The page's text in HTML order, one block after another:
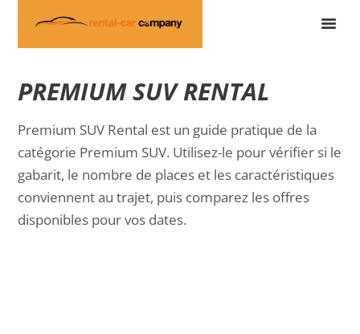
PREMIUM SUV RENTAL
Premium SUV Rental est un guide pratique de la
catégorie Premium SUV. Utilisez-le pour vérifier si le
gabarit, le nombre de places et les caractéristiques
conviennent au trajet, puis comparez les offres
disponibles pour vos dates.